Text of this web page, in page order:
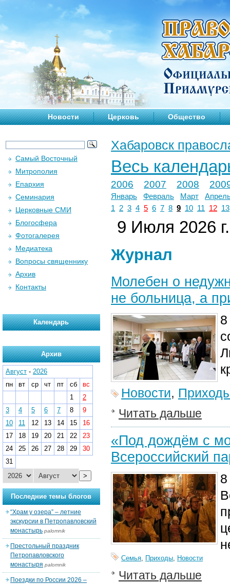
Новости Церковь Общество
Хабаровск
Весь
2006 2007 2008
Январь Февраль Март
1
2 3 4 5 6 7 8 9 10 11 12 13
9 Июля 2026 г.
Журнал
Молебен о
не больница, а
Новости,
Читать дальше
«Под дождём с
Всероссийский
Семья, Приходы, Новости
Читать дальше
Самый Восточный
Митрополия
Епархия
Семинария
Церковные СМИ
Блогосфера
Фотогалерея
Медиатека
Вопросы священнику
Архив
Контакты
Календарь
Архив
Август - 2026
пн
вт ср чт пт сб
вс
1
2
3
4 5 6 7 8
9
10
11 12 13 14 15
16
17
18 19 20 21 22
23
24
25 26 27 28 29
30
31
>
Последние темы блогов
“Храм у озера” – летние
экскурсии в Петропавловский
монастырь palomnik
Престольный праздник
Петропавловского
монастыря palomnik
Поездки по России 2026 –